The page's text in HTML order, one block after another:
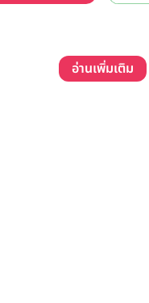
อ่านเพิ่มเติม